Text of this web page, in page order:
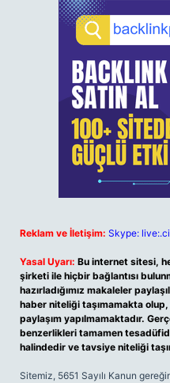
Reklam ve İletişim: Skype:
Yasal Uyarı: Bu internet sitesi,
şirketi ile hiçbir bağlantısı
hazırladığımız makaleler
haber niteliği taşımamakta
paylaşım yapılmamaktadır.
benzerlikleri tamamen
halindedir ve tavsiye niteliği
Sitemiz, 5651 Sayılı Kanun